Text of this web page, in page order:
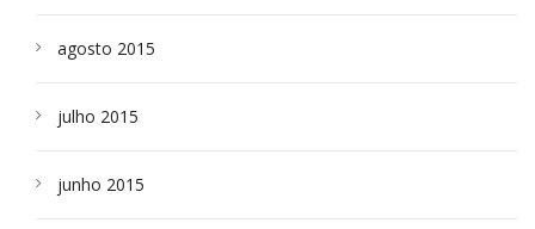
agosto 2015
julho 2015
junho 2015